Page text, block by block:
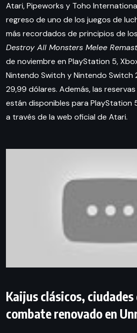
Atari, Pipeworks y Toho
regreso de uno de los juegos de
más recordados de principios de
Destroy All Monsters Melee
de noviembre en PlayStation 5,
Nintendo Switch y Nintendo Switch
29,99 dólares. Además, las
están disponibles para PlayStation
a través de la web oficial de Atari.
Kaijus clásicos,
combate renovado en